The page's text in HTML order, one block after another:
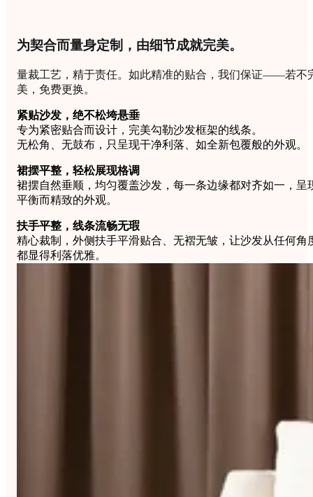
为契合而量身定制，由细节成就完美。
量裁工艺，精于责任。如此精准的贴合，我们保证——若不
美，免费更换。
紧贴沙发，绝不松垮悬垂
专为紧密贴合而设计，完美勾勒沙发框架的线条。
无松角、无鼓布，只呈现干净利落、如全新包覆般的外观。
裙摆平整，轻松展现格调
裙摆自然垂顺，均匀覆盖沙发，每一条边缘都对齐如一，呈
平衡而精致的外观。
扶手平整，线条流畅无瑕
精心裁制，外侧扶手平滑贴合、无褶无皱，让沙发从任何角
都显得利落优雅。